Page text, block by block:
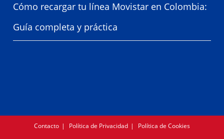
Cómo recargar tu línea Movistar en Colombia:
Guía completa y práctica
Contacto Política de Privacidad Política de Cookies